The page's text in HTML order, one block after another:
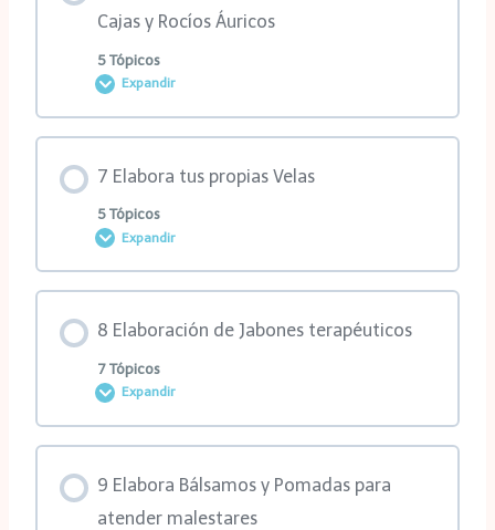
2do Anexo
2da clase
3ra clase
2da MasterClass
0% COMPLETADO 0/4 pasos
1ra clase
2da clase
3ra clase
Cajas y Rocíos Áuricos
5 Tópicos
Expandir
0% COMPLETADO
3ra clase
7 Elabora tus propias Velas
5 Tópicos
Expandir
0% COMPLETADO
2da clase
8 Elaboración de Jabones terapéuticos
7 Tópicos
Expandir
0% COMPLETADO 0/7 pasos
9 Elabora Bálsamos y Pomadas para
atender malestares